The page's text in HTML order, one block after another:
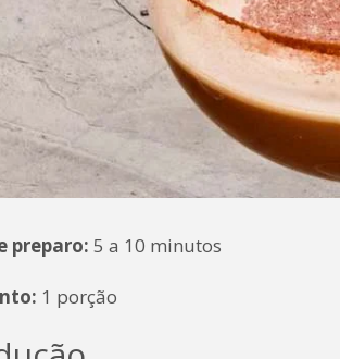
preparo: 5 a 10 minutos
1 porção